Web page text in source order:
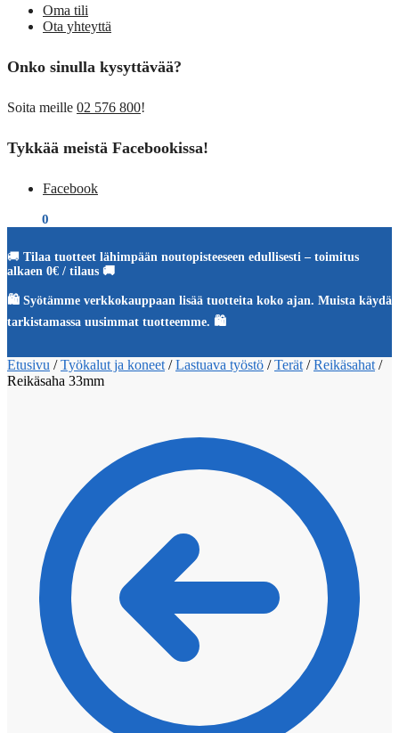
Oma tili
Ota yhteyttä
Onko sinulla kysyttävää?
Soita meille 02 576 800!
Tykkää meistä Facebookissa!
Facebook
0
🚚 Tilaa tuotteet lähimpään noutopisteeseen edullisesti – toimitus
alkaen 0€ / tilaus 🚚
🛍️ Syötämme verkkokauppaan lisää tuotteita koko ajan. Muista käydä
tarkistamassa uusimmat tuotteemme. 🛍️
Etusivu /Työkalut ja koneet /Lastuava työstö /Terät /Reikäsahat /
Reikäsaha 33mm